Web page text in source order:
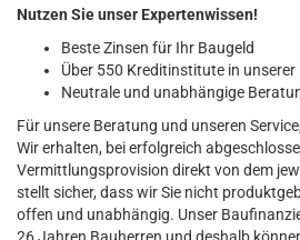
Nutzen Sie unser Expertenwissen!
Beste Zinsen für Ihr Baugeld
Über 550 Kreditinstitute in
Neutrale und unabhängige
Für unsere Beratung und unseren
Wir erhalten, bei erfolgreich
Vermittlungsprovision direkt von dem
stellt sicher, dass wir Sie nicht
offen und unabhängig. Unser